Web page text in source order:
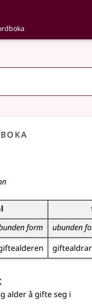
,
dette substantivet
form ubunden
giftealdrar
alder å gifte seg i